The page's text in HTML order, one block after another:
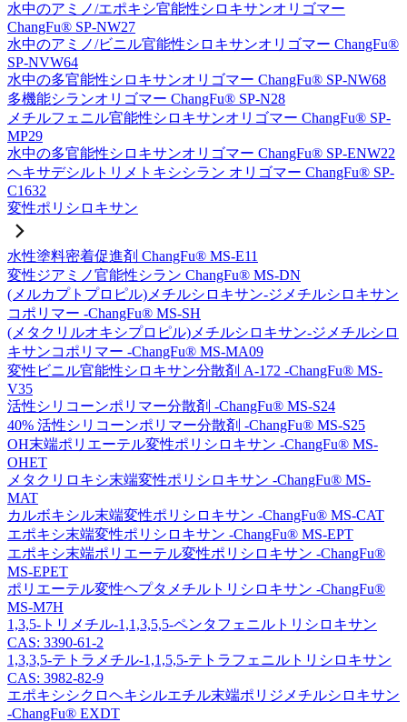
水中のアミノ/エポキシ官能性シロキサンオリゴマー
ChangFu® SP-NW27
水中のアミノ/ビニル官能性シロキサンオリゴマー ChangFu®
SP-NVW64
水中の多官能性シロキサンオリゴマー ChangFu® SP-NW68
多機能シランオリゴマー ChangFu® SP-N28
メチルフェニル官能性シロキサンオリゴマー ChangFu® SP-
MP29
水中の多官能性シロキサンオリゴマー ChangFu® SP-ENW22
ヘキサデシルトリメトキシシラン オリゴマー ChangFu® SP-
C1632
変性ポリシロキサン
水性塗料密着促進剤 ChangFu® MS-E11
変性ジアミノ官能性シラン ChangFu® MS-DN
(メルカプトプロピル)メチルシロキサン-ジメチルシロキサン
コポリマー -ChangFu® MS-SH
(メタクリルオキシプロピル)メチルシロキサン-ジメチルシロ
キサンコポリマー -ChangFu® MS-MA09
変性ビニル官能性シロキサン分散剤 A-172 -ChangFu® MS-
V35
活性シリコーンポリマー分散剤 -ChangFu® MS-S24
40% 活性シリコーンポリマー分散剤 -ChangFu® MS-S25
OH末端ポリエーテル変性ポリシロキサン -ChangFu® MS-
OHET
メタクリロキシ末端変性ポリシロキサン -ChangFu® MS-
MAT
カルボキシル末端変性ポリシロキサン -ChangFu® MS-CAT
エポキシ末端変性ポリシロキサン -ChangFu® MS-EPT
エポキシ末端ポリエーテル変性ポリシロキサン -ChangFu®
MS-EPET
ポリエーテル変性ヘプタメチルトリシロキサン -ChangFu®
MS-M7H
1,3,5-トリメチル-1,1,3,5,5-ペンタフェニルトリシロキサン
CAS: 3390-61-2
1,3,3,5-テトラメチル-1,1,5,5-テトラフェニルトリシロキサン
CAS: 3982-82-9
エポキシシクロヘキシルエチル末端ポリジメチルシロキサン
-ChangFu® EXDT